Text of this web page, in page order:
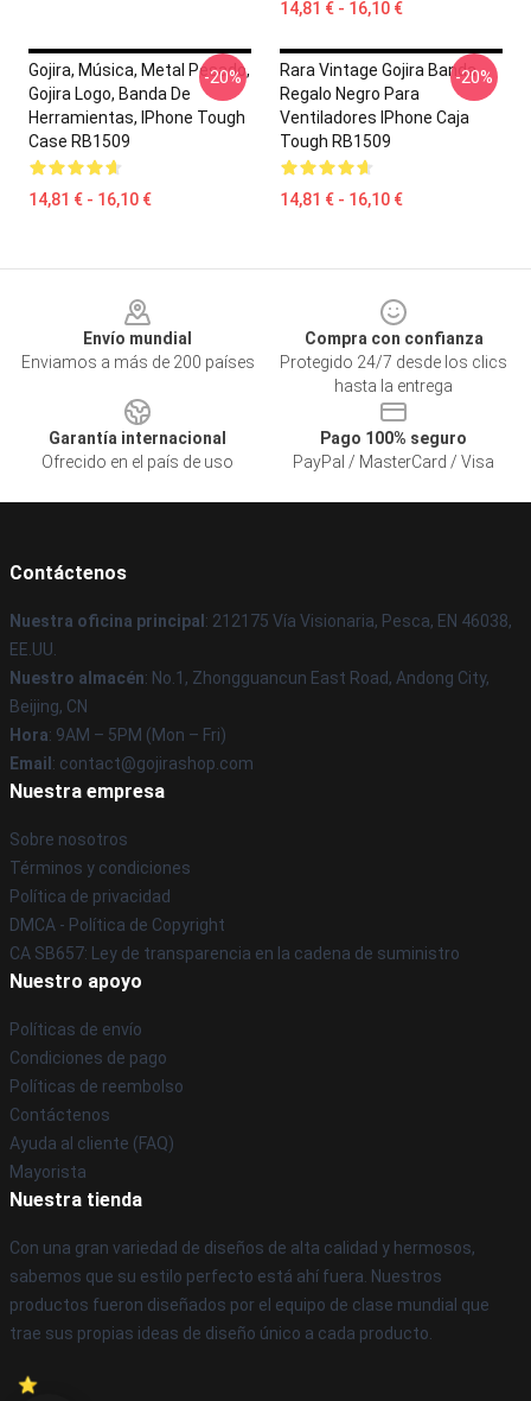
14,81 € - 16,10 €
Gojira, Música, Metal Pesado,
Gojira Logo, Banda De
Herramientas, IPhone Tough
Case RB1509
14,81 € - 16,10 €
-20%
Rara Vintage Gojira Banda
Regalo Negro Para
Ventiladores IPhone Caja
Tough RB1509
14,81 € - 16,10 €
-20%
Envío mundial
Enviamos a más de 200 países
Compra con confianza
Protegido 24/7 desde los clics
hasta la entrega
Garantía internacional
Ofrecido en el país de uso
Pago 100% seguro
PayPal / MasterCard / Visa
Contáctenos
Nuestra oficina principal : 212175 Vía Visionaria, Pesca, EN 46038,
EE.UU.
Nuestro almacén: No.1, Zhongguancun East Road, Andong City,
Beijing, CN
Hora: 9AM – 5PM (Mon – Fri)
Email : contact@gojirashop.com
Nuestra empresa
Sobre nosotros
Términos y condiciones
Política de privacidad
DMCA - Política de Copyright
CA SB657: Ley de transparencia en la cadena de suministro
Nuestro apoyo
Políticas de envío
Condiciones de pago
Políticas de reembolso
Contáctenos
Ayuda al cliente (FAQ)
Mayorista
Nuestra tienda
Con una gran variedad de diseños de alta calidad y hermosos,
sabemos que su estilo perfecto está ahí fuera. Nuestros
productos fueron diseñados por el equipo de clase mundial que
trae sus propias ideas de diseño único a cada producto.